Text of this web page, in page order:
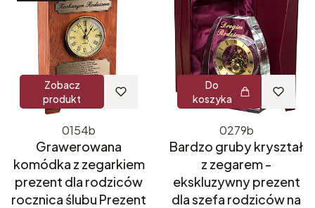
Zobacz
produkt
0154b
Grawerowana
komódka z zegarkiem
prezent dla rodziców
rocznica ślubu Prezent
Do
koszyka
0279b
Bardzo gruby kryształ
z zegarem -
ekskluzywny prezent
dla szefa rodziców na